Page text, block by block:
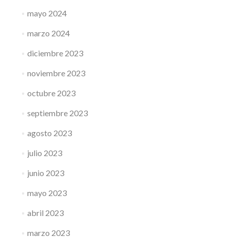
mayo 2024
marzo 2024
diciembre 2023
noviembre 2023
octubre 2023
septiembre 2023
agosto 2023
julio 2023
junio 2023
mayo 2023
abril 2023
marzo 2023